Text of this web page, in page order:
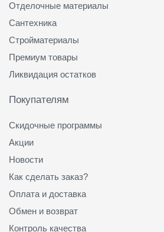
Отделочные материалы
Сантехника
Стройматериалы
Премиум товары
Ликвидация остатков
Покупателям
Скидочные программы
Акции
Новости
Как сделать заказ?
Оплата и доставка
Обмен и возврат
Контроль качества